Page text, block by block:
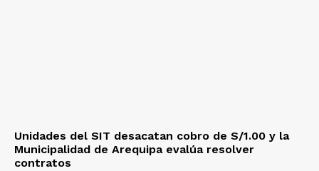
Unidades del SIT desacatan cobro de S/1.00 y la
Municipalidad de Arequipa evalúa resolver
contratos